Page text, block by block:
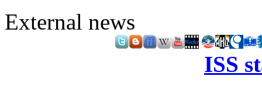
External news
ISS